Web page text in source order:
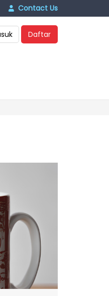
Contact Us
Daftar